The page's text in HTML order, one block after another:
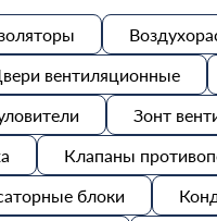
вентиляционные
Зонт
Клапаны
блоки